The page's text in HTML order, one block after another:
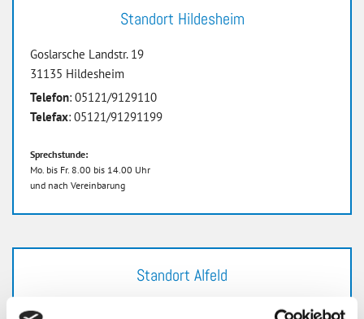
Standort Hildesheim
Goslarsche Landstr. 19
31135 Hildesheim
Telefon: 05121/9129110
Telefax: 05121/91291199
Sprechstunde:
Mo. bis Fr. 8.00 bis 14.00 Uhr
und nach Vereinbarung
Standort Alfeld
Landrat-Beushausen-Str. 26